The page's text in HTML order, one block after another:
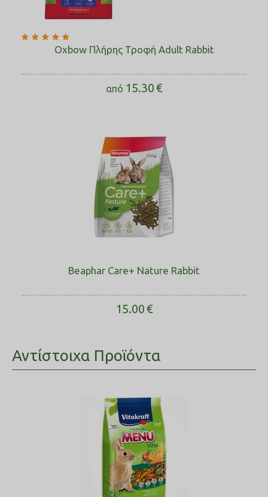
Oxbow Πλήρης Τροφή Adult Rabbit
από 15.30€
Beaphar Care+ Nature Rabbit
15.00€
Αντίστοιχα Προϊόντα